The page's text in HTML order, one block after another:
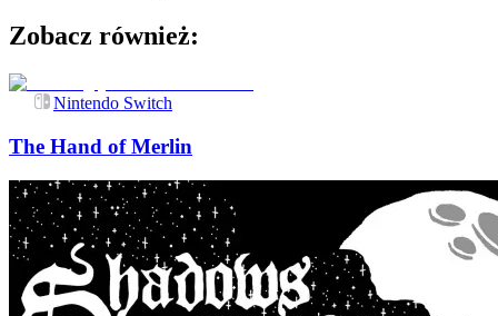
Zobacz również:
Nintendo Switch
The Hand of Merlin